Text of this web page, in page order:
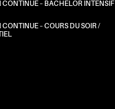
CONTINUE – BACHELOR INTENSIF
CONTINUE – COURS DU SOIR /